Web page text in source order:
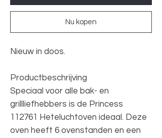
Nu kopen
Nieuw in doos.
Productbeschrijving
Speciaal voor alle bak- en
grillliefhebbers is de Princess
112761 Heteluchtoven ideaal. Deze
oven heeft 6 ovenstanden en een